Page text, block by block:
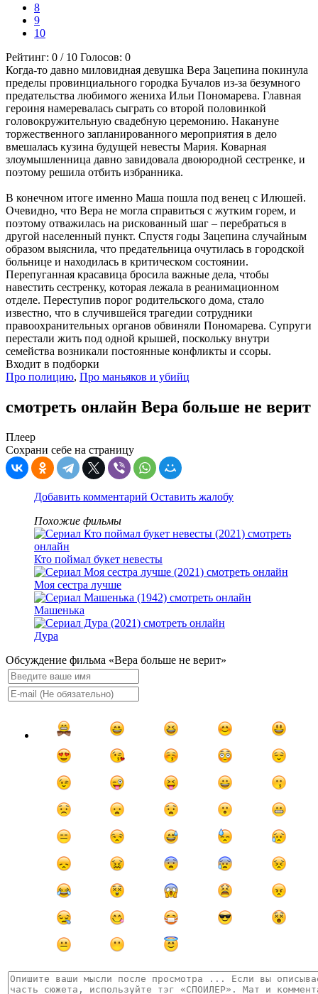
8
9
10
Рейтинг: 0 / 10 Голосов: 0
Когда-то давно миловидная девушка Вера Зацепина покинула
пределы провинциального городка Бучалов из-за безумного
предательства любимого жениха Ильи Пономарева. Главная
героиня намеревалась сыграть со второй половинкой
головокружительную свадебную церемонию. Накануне
торжественного запланированного мероприятия в дело
вмешалась кузина будущей невесты Мария. Коварная
злоумышленница давно завидовала двоюродной сестренке, и
поэтому решила отбить избранника.
В конечном итоге именно Маша пошла под венец с Илюшей.
Очевидно, что Вера не могла справиться с жутким горем, и
поэтому отважилась на рискованный шаг – перебраться в
другой населенный пункт. Спустя годы Зацепина случайным
образом выяснила, что предательница очутилась в городской
больнице и находилась в критическом состоянии.
Перепуганная красавица бросила важные дела, чтобы
навестить сестренку, которая лежала в реанимационном
отделе. Переступив порог родительского дома, стало
известно, что в случившейся трагедии сотрудники
правоохранительных органов обвиняли Пономарева. Супруги
перестали жить под одной крышей, поскольку внутри
семейства возникали постоянные конфликты и ссоры.
Входит в подборки
Про полицию, Про маньяков и убийц
смотреть онлайн Вера больше не верит
Плеер
Сохрани себе на страницу
Добавить комментарий Оставить жалобу
Похожие фильмы
Кто поймал букет невесты
Моя сестра лучше
Машенька
Дура
Обсуждение фильма «Вера больше не верит»